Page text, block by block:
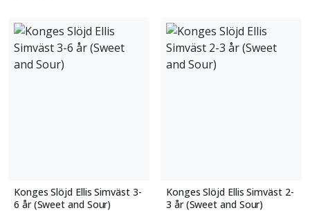
Konges Slöjd Ellis Simväst 3-
6 år (Sweet and Sour)
Konges Slöjd Ellis Simväst 2-
3 år (Sweet and Sour)